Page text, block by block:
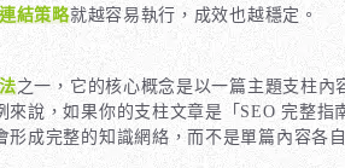
結策略就越容易執行，成效也越穩定。
之一，它的核心概念是以一篇主題支柱
說，如果你的支柱文章是「SEO 完整指
成完整的知識網絡，而不是單篇內容各自